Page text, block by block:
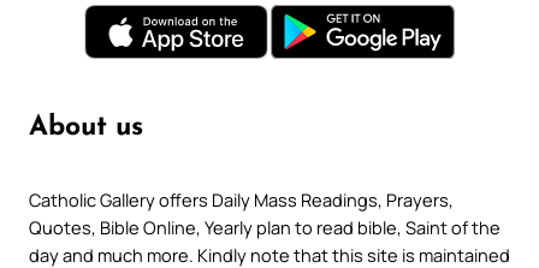
About us
Catholic Gallery offers Daily Mass Readings, Prayers,
Quotes, Bible Online, Yearly plan to read bible, Saint of the
day and much more. Kindly note that this site is maintained